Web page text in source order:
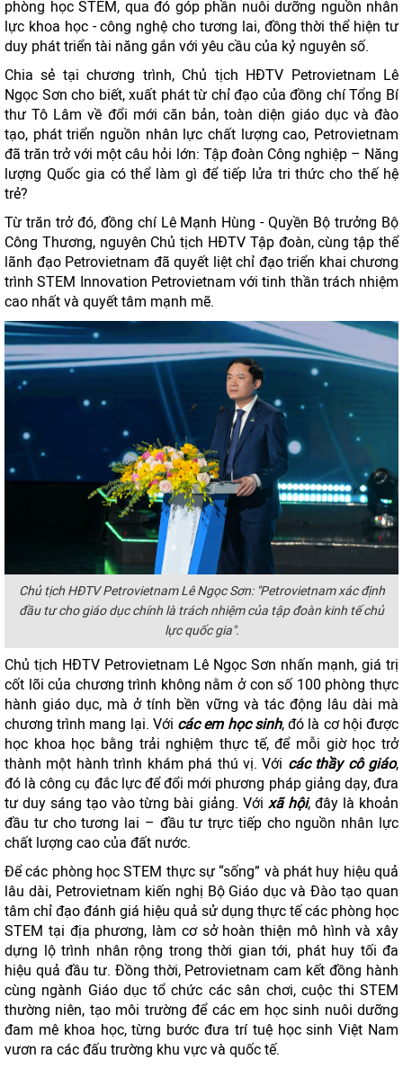
phòng học STEM, qua đó góp phần nuôi dưỡng nguồn nhân
lực khoa học - công nghệ cho tương lai, đồng thời thể hiện tư
duy phát triển tài năng gắn với yêu cầu của kỷ nguyên số.
Chia sẻ tại chương trình, Chủ tịch HĐTV Petrovietnam Lê
Ngọc Sơn cho biết, xuất phát từ chỉ đạo của đồng chí Tổng Bí
thư Tô Lâm về đổi mới căn bản, toàn diện giáo dục và đào
tạo, phát triển nguồn nhân lực chất lượng cao, Petrovietnam
đã trăn trở với một câu hỏi lớn: Tập đoàn Công nghiệp – Năng
lượng Quốc gia có thể làm gì để tiếp lửa tri thức cho thế hệ
trẻ?
Từ trăn trở đó, đồng chí Lê Mạnh Hùng - Quyền Bộ trưởng Bộ
Công Thương, nguyên Chủ tịch HĐTV Tập đoàn, cùng tập thể
lãnh đạo Petrovietnam đã quyết liệt chỉ đạo triển khai chương
trình STEM Innovation Petrovietnam với tinh thần trách nhiệm
cao nhất và quyết tâm mạnh mẽ.
Chủ tịch HĐTV Petrovietnam Lê Ngọc Sơn: "Petrovietnam xác định
đầu tư cho giáo dục chính là trách nhiệm của tập đoàn kinh tế chủ
lực quốc gia".
Chủ tịch HĐTV Petrovietnam Lê Ngọc Sơn nhấn mạnh, giá trị
cốt lõi của chương trình không nằm ở con số 100 phòng thực
hành giáo dục, mà ở tính bền vững và tác động lâu dài mà
chương trình mang lại. Với các em học sinh, đó là cơ hội được
học khoa học bằng trải nghiệm thực tế, để mỗi giờ học trở
thành một hành trình khám phá thú vị. Với các thầy cô giáo,
đó là công cụ đắc lực để đổi mới phương pháp giảng dạy, đưa
tư duy sáng tạo vào từng bài giảng. Với xã hội, đây là khoản
đầu tư cho tương lai – đầu tư trực tiếp cho nguồn nhân lực
chất lượng cao của đất nước.
Để các phòng học STEM thực sự “sống” và phát huy hiệu quả
lâu dài, Petrovietnam kiến nghị Bộ Giáo dục và Đào tạo quan
tâm chỉ đạo đánh giá hiệu quả sử dụng thực tế các phòng học
STEM tại địa phương, làm cơ sở hoàn thiện mô hình và xây
dựng lộ trình nhân rộng trong thời gian tới, phát huy tối đa
hiệu quả đầu tư. Đồng thời, Petrovietnam cam kết đồng hành
cùng ngành Giáo dục tổ chức các sân chơi, cuộc thi STEM
thường niên, tạo môi trường để các em học sinh nuôi dưỡng
đam mê khoa học, từng bước đưa trí tuệ học sinh Việt Nam
vươn ra các đấu trường khu vực và quốc tế.